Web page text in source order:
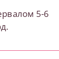
5-6